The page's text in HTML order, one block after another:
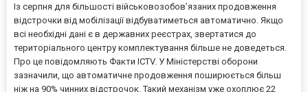
Із серпня для більшості військовозобов’язаних продовження
відстрочки від мобілізації відбуватиметься автоматично. Якщо
всі необхідні дані є в державних реєстрах, звертатися до
територіального центру комплектування більше не доведеться.
Про це повідомляють Факти ICTV. У Міністерстві оборони
зазначили, що автоматичне продовження поширюється більш
ніж на 90% чинних відстрочок. Такий механізм уже охоплює 22